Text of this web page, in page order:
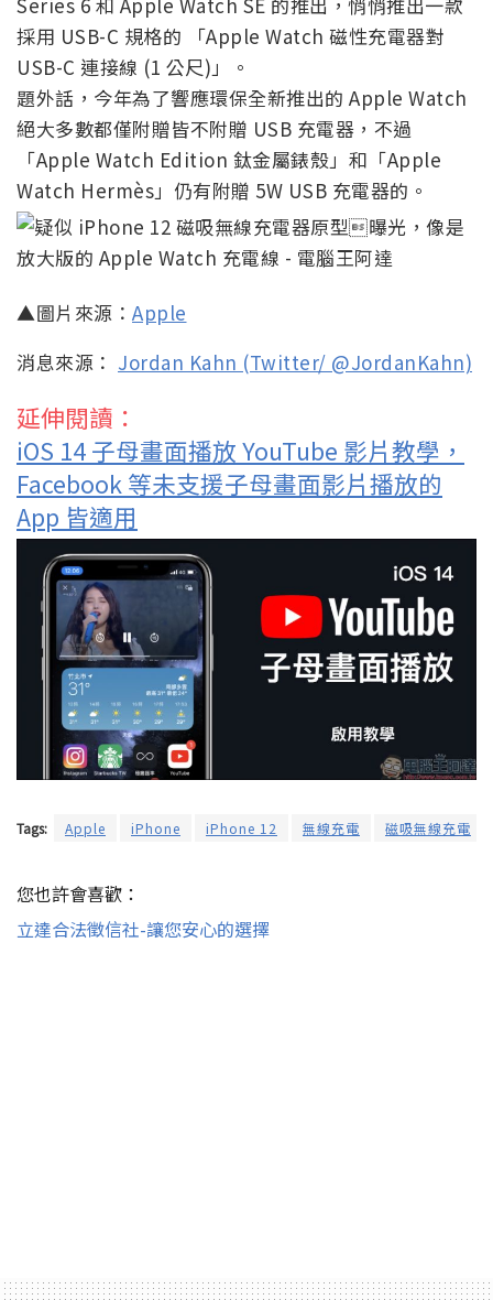
採用 USB-C 規格的 「Apple Watch 磁性充電器對
USB-C 連接線 (1 公尺)」。
題外話，今年為了響應環保全新推出的 Apple Watch
絕大多數都僅附贈皆不附贈 USB 充電器，不過
「Apple Watch Edition 鈦金屬錶殼」和「Apple
Watch Hermès」仍有附贈 5W USB 充電器的。
▲圖片來源： Apple
消息來源： Jordan Kahn (Twitter/ @JordanKahn)
延伸閱讀：
iOS 14 子母畫面播放 YouTube 影片教學，
Facebook 等未支援子母畫面影片播放的
App 皆適用
Tags: Apple iPhone iPhone 12 無線充電 磁吸無線充電
您也許會喜歡：
立達合法徵信社-讓您安心的選擇